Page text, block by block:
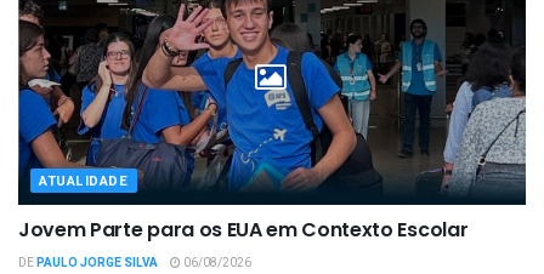
ATUALIDADE
Jovem Parte para os EUA em Contexto Escolar
DEPAULO JORGE SILVA 06/08/2026